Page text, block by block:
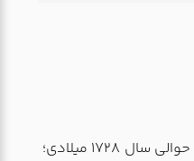
مفهومِ «آموزش از راه دور» فرسنگ‌ها پیش از ولادتِ اولین کامپیوترها، در بطنِ تمدنِ مکتوب بشری در جریان بوده است. شکلِ کلاسیک و مستندش، برمی‌گردد به حوالی سال ۱۷۲۸ میلادی؛